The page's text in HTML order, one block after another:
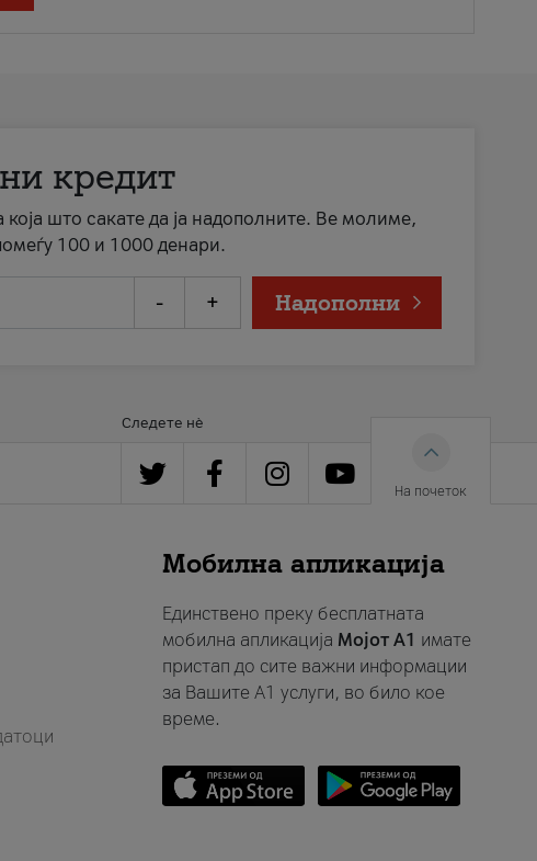
кредит
која што сакате да ја надополните. Ве молиме,
100 и 1000 денари.
- + Надополни
Следете нè
На почеток
Мобилна апликација
Единствено преку бесплатната
мобилна апликација Мојот A1 имате
пристап до сите важни информации
за Вашите A1 услуги, во било кое
време.